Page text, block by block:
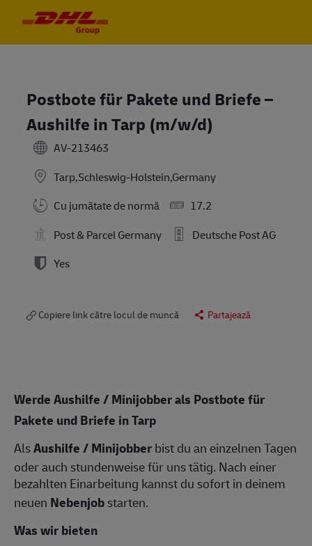
Postbote für Pakete und Briefe –
Aushilfe in Tarp (m/w/d)
AV-213463
Tarp,Schleswig-Holstein,Germany
Cu jumătate de normă
17.2
Post & Parcel Germany
Deutsche Post AG
Yes
Copiere link către locul de muncă Partajează
Werde Aushilfe / Minijobber als Postbote für
Pakete und Briefe in Tarp
AlsAushilfe / Minijobberbist du an einzelnen Tagen
oder auch stundenweise für uns tätig. Nach einer
bezahlten Einarbeitung kannst du sofort in deinem
neuen Nebenjobstarten.
Was wir bieten